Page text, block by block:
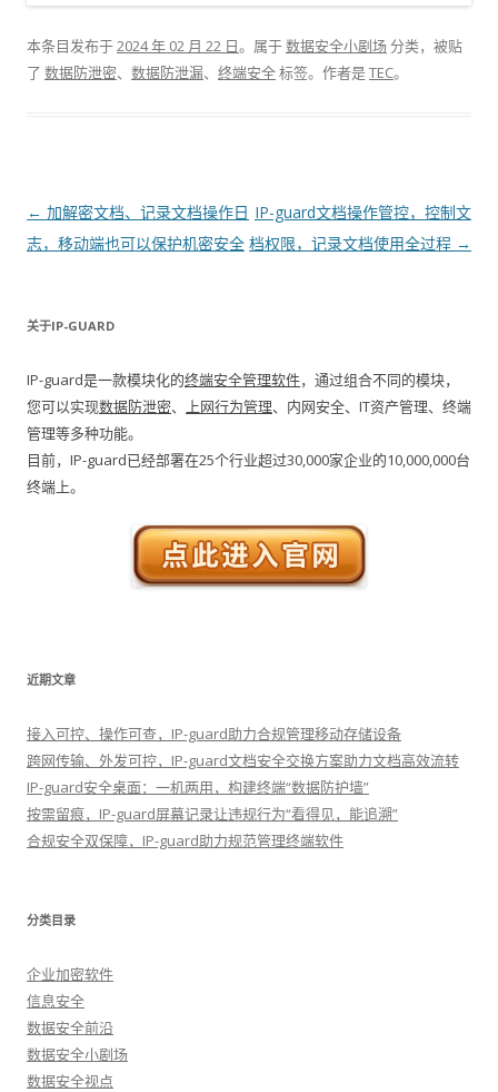
本条目发布于2024 年 02 月 22 日。属于数据安全小剧场分类，被贴
了 数据防泄密、 数据防泄漏、 终端安全标签。 作者是TEC。
文章导航
← 加解密文档、记录文档操作日
志，移动端也可以保护机密安全
IP-guard文档操作管控，控制文
档权限，记录文档使用全过程 →
关于IP-GUARD
IP-guard是一款模块化的终端安全管理软件，通过组合不同的模块，
您可以实现数据防泄密、 上网行为管理、内网安全、IT资产管理、终端
管理等多种功能。
目前，IP-guard已经部署在25个行业超过30,000家企业的10,000,000台
终端上。
近期文章
接入可控、操作可查，IP-guard助力合规管理移动存储设备
跨网传输、外发可控，IP-guard文档安全交换方案助力文档高效流转
IP-guard安全桌面：一机两用，构建终端“数据防护墙”
按需留痕，IP-guard屏幕记录让违规行为“看得见，能追溯”
合规安全双保障，IP-guard助力规范管理终端软件
分类目录
企业加密软件
信息安全
数据安全前沿
数据安全小剧场
数据安全视点